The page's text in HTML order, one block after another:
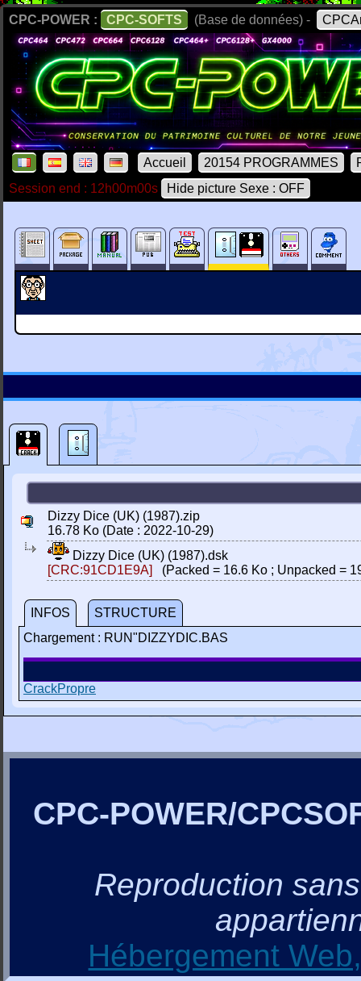
CPC-POWER : CPC-SOFTS (Base de données) -
Accueil 20154 PROGRAMMES
Session end : 12h00m00s
Hide picture Sexe : OFF
Dizzy Dice (UK) (1987).zip
16.78 Ko (Date : 2022-10-29)
Dizzy Dice (UK) (1987).dsk
[CRC:91CD1E9A]
(Packed = 16.6 Ko ; Unpacked =
INFOS
STRUCTURE
Chargement : RUN"DIZZYDIC.BAS
CrackPropre
CPC-POWER/
Reproduction
Hébergement